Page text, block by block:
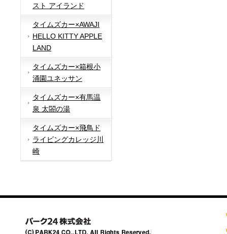
スト アイランド
タイムズカー×AWAJI
HELLO KITTY APPLE
LAND
タイムズカー×箱根小
涌園ユネッサン
タイムズカー×有馬温
泉 太閤の湯
タイムズカー×飛鳥ド
ライビングカレッジ川
崎